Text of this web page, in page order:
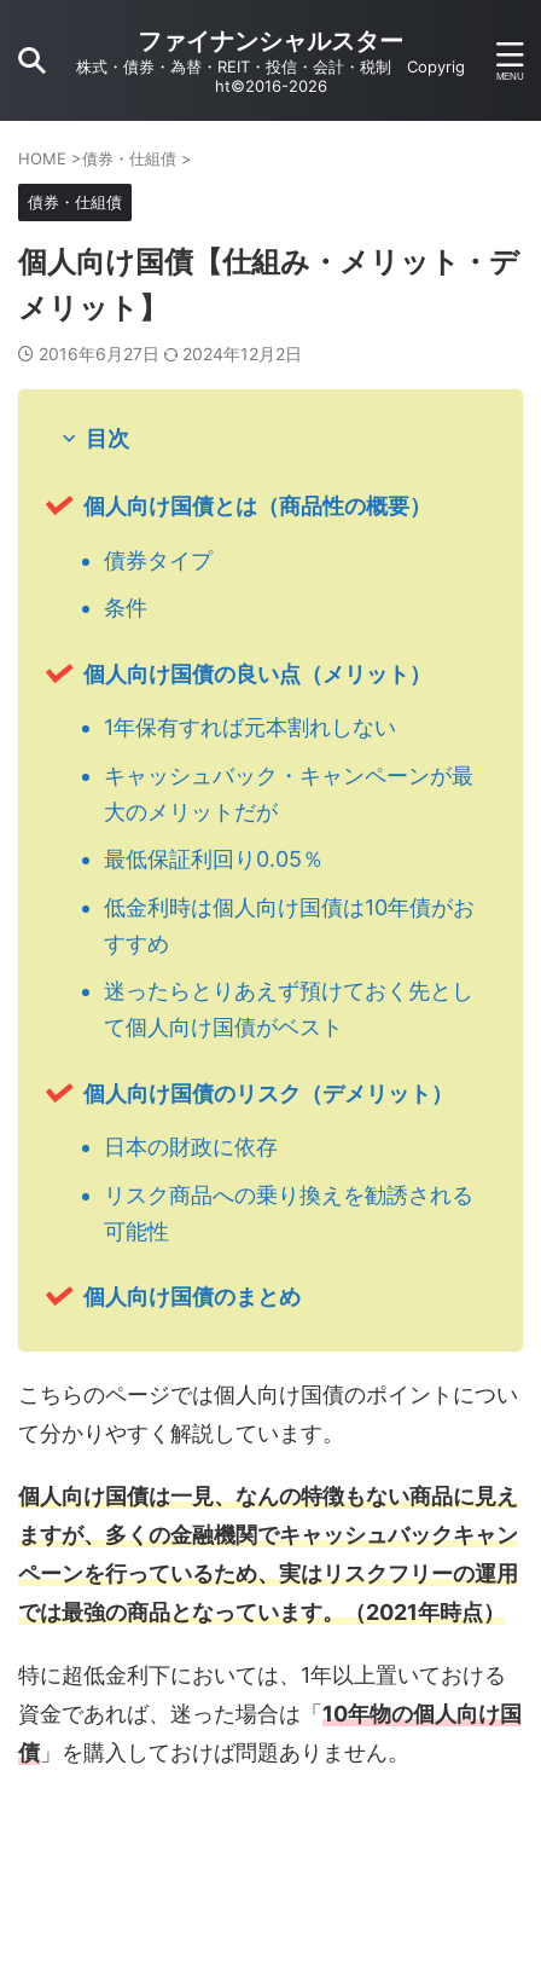
ファイナンシャルスター
株式・債券・為替・REIT・投信・会計・税制 Copyrig
ht©2016-2026
HOME >債券・仕組債 >
債券・仕組債
個人向け国債【仕組み・メリット・デ
メリット】
2016年6月27日 2024年12月2日
目次
個人向け国債とは（商品性の概要）
債券タイプ
条件
個人向け国債の良い点（メリット）
1年保有すれば元本割れしない
キャッシュバック・キャンペーンが最
大のメリットだが
最低保証利回り0.05％
低金利時は個人向け国債は10年債がお
すすめ
迷ったらとりあえず預けておく先とし
て個人向け国債がベスト
個人向け国債のリスク（デメリット）
日本の財政に依存
リスク商品への乗り換えを勧誘される
可能性
個人向け国債のまとめ
こちらのページでは個人向け国債のポイントについ
て分かりやすく解説しています。
個人向け国債は一見、なんの特徴もない商品に見え
ますが、多くの金融機関でキャッシュバックキャン
ペーンを行っているため、実はリスクフリーの運用
では最強の商品となっています。（2021年時点）
特に超低金利下においては、1年以上置いておける
資金であれば、迷った場合は「 10年物の個人向け国
債」を購入しておけば問題ありません。